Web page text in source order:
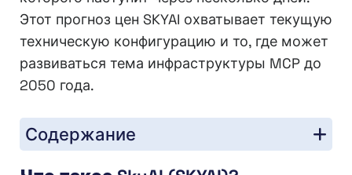
Этот прогноз цен SKYAI охватывает текущую
техническую конфигурацию и то, где может
развиваться тема инфраструктуры MCP до
2050 года.
Содержание